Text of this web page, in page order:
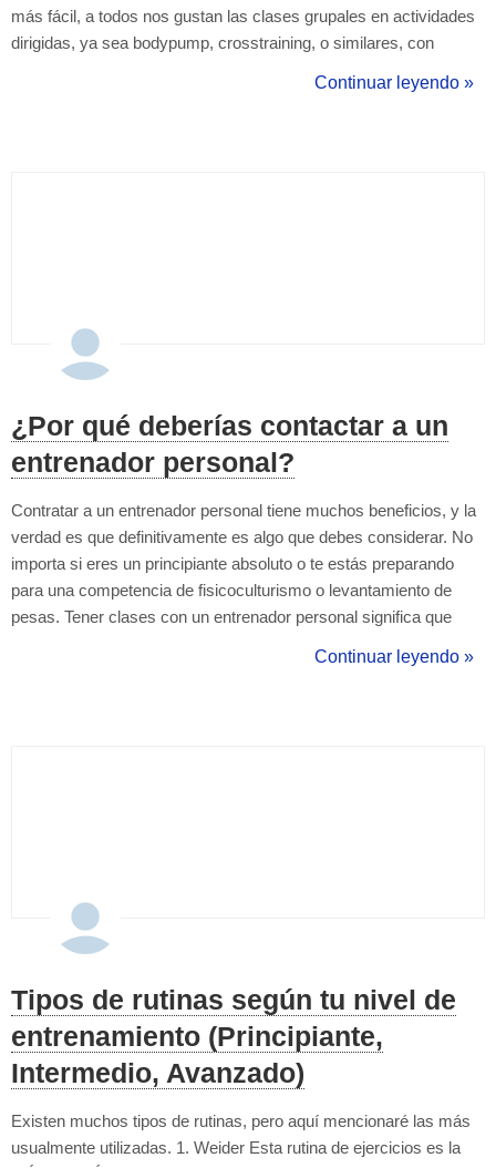
más fácil, a todos nos gustan las clases grupales en actividades
dirigidas, ya sea bodypump, crosstraining, o similares, con
durante toda la clase. Esto por supuesto no es negativo, no al
Continuar leyendo »
¿Por qué deberías contactar a un
entrenador personal?
Contratar a un entrenador personal tiene muchos beneficios, y la
verdad es que definitivamente es algo que debes considerar. No
importa si eres un principiante absoluto o te estás preparando
para una competencia de fisicoculturismo o levantamiento de
pesas. Tener clases con un entrenador personal significa que
desafiantes de tu carrera en el entrenamiento. Contratar a un
Continuar leyendo »
Tipos de rutinas según tu nivel de
entrenamiento (Principiante,
Intermedio, Avanzado)
Existen muchos tipos de rutinas, pero aquí mencionaré las más
usualmente utilizadas. 1. Weider Esta rutina de ejercicios es la